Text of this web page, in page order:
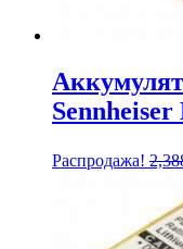
Sennheiser
Распродажа!